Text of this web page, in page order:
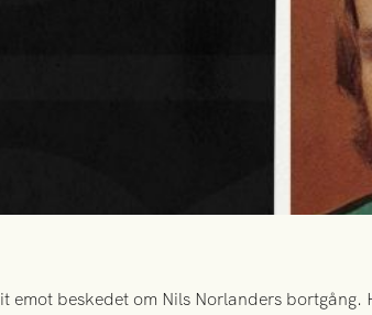
emot beskedet om Nils Norlanders